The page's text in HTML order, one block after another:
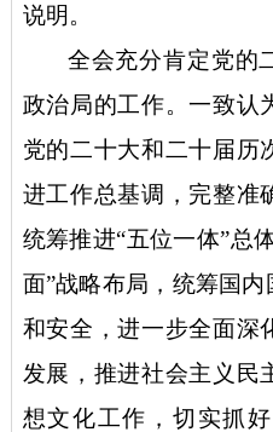
说明。
全会充分肯定党的
政治局的工作。一致认
党的二十大和二十届历
进工作总基调，完整准
统筹推进“五位一体”总
面”战略布局，统筹国
和安全，进一步全面深
发展，推进社会主义民
想文化工作，切实抓